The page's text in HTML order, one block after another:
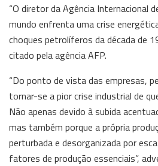
“O diretor da Agência Internacional
mundo enfrenta uma crise
choques petrolíferos da década de
citado pela agência AFP.
“Do ponto de vista das empresas,
tornar-se a pior crise industrial de
Não apenas devido à subida
mas também porque a própria
perturbada e desorganizada por
fatores de produção essenciais”,